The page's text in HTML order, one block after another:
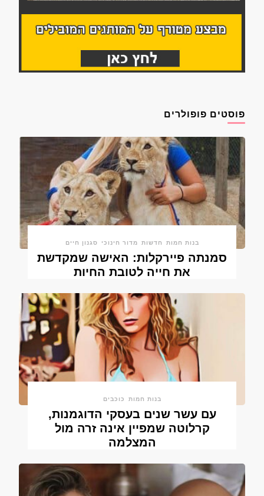
פוסטים פופולרים
בנות חמות חדשות מדור חינוכי סגנון חיים
סמנתה פיירקלות: האישה שמקדשת
את חייה לטובת החיות
בנות חמות כוכבים
עם עשר שנים בעסקי הדוגמנות,
קרלוטה שמפיין אינה זרה מול
המצלמה